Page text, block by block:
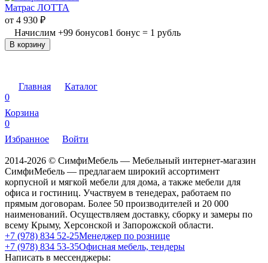
Матрас ЛОТТА
от 4 930 ₽
Начислим +99 бонусов1 бонус = 1 рубль
В корзину
Главная
Каталог
0
Корзина
0
Избранное
Войти
2014-2026 © СимфиМебель — Мебельный интернет-магазин
СимфиМебель — предлагаем широкий ассортимент
корпусной и мягкой мебели для дома, а также мебели для
офиса и гостиниц. Участвуем в тенедерах, работаем по
прямым договорам. Более 50 производителей и 20 000
наименований. Осуществляем доставку, сборку и замеры по
всему Крыму, Херсонской и Запорожской области.
+7 (978) 834 52-25Менеджер по рознице
+7 (978) 834 53-35Офисная мебель, тендеры
Написать в мессенджеры: